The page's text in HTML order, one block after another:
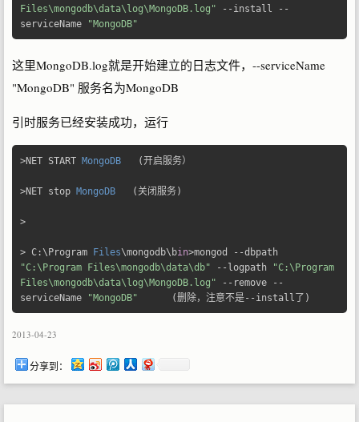
Files\mongodb\data\log\MongoDB.log"
-- install
--
serviceName
"MongoDB"
这里MongoDB.log就是开始建立的日志文件，--serviceName
"MongoDB" 服务名为MongoDB
引时服务已经安装成功，运行
>NET START MongoDB (开启服务）
>NET stop MongoDB (关闭服务)
>
> C :\Program Files\mongodb\bin>mongod --
"C:\Program Files\mongodb\data\db"
-- logpath
"C:\Program
Files\mongodb\data\log\MongoDB.log"
-- remove
--
serviceName
"MongoDB" (删除，注意不是-- install 了)
2013-04-23
分享到：